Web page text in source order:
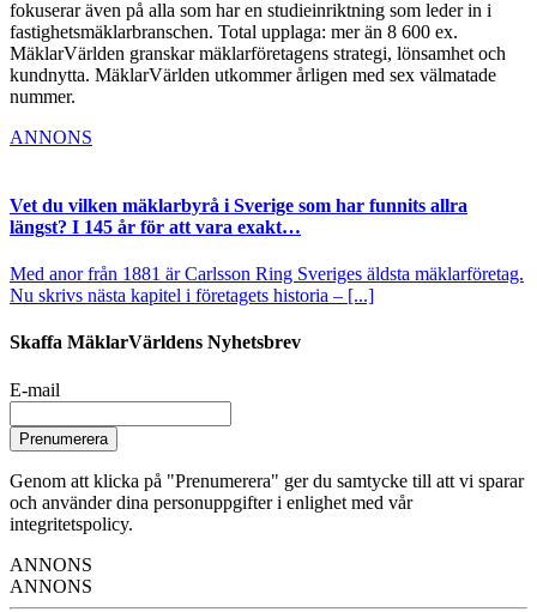
fokuserar även på alla som har en studieinriktning som leder in i
fastighetsmäklarbranschen. Total upplaga: mer än 8 600 ex.
MäklarVärlden granskar mäklarföretagens strategi, lönsamhet och
kundnytta. MäklarVärlden utkommer årligen med sex välmatade
nummer.
ANNONS
Vet du vilken mäklarbyrå i Sverige som har funnits allra
längst? I 145 år för att vara exakt…
Med anor från 1881 är Carlsson Ring Sveriges äldsta mäklarföretag.
Nu skrivs nästa kapitel i företagets historia – [...]
Skaffa MäklarVärldens Nyhetsbrev
E-mail
Prenumerera
Genom att klicka på "Prenumerera" ger du samtycke till att vi sparar
och använder dina personuppgifter i enlighet med vår
integritetspolicy.
ANNONS
ANNONS